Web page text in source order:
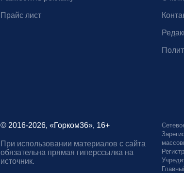
Прайс лист
© 2016-2026, «Горком36», 16+
При использовании материалов с сайта
обязательна прямая гиперссылка на
источник.